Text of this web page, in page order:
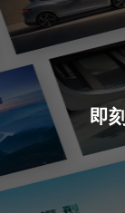
即